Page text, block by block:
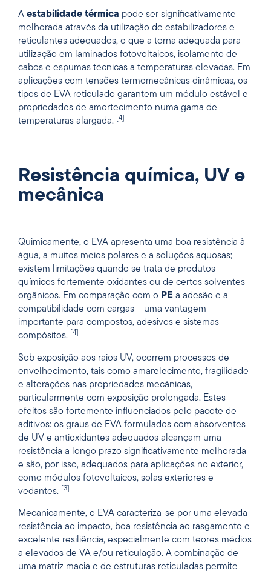
A estabilidade térmica pode ser significativamente
melhorada através da utilização de estabilizadores e
reticulantes adequados, o que a torna adequada para
utilização em laminados fotovoltaicos, isolamento de
cabos e espumas técnicas a temperaturas elevadas. Em
aplicações com tensões termomecânicas dinâmicas, os
tipos de EVA reticulado garantem um módulo estável e
propriedades de amortecimento numa gama de
temperaturas alargada.
[4]
Resistência química, UV e
mecânica
Quimicamente, o EVA apresenta uma boa resistência à
água, a muitos meios polares e a soluções aquosas;
existem limitações quando se trata de produtos
químicos fortemente oxidantes ou de certos solventes
orgânicos. Em comparação com o PE a adesão e a
compatibilidade com cargas – uma vantagem
importante para compostos, adesivos e sistemas
compósitos.
[4]
Sob exposição aos raios UV, ocorrem processos de
envelhecimento, tais como amarelecimento, fragilidade
e alterações nas propriedades mecânicas,
particularmente com exposição prolongada. Estes
efeitos são fortemente influenciados pelo pacote de
aditivos: os graus de EVA formulados com absorventes
de UV e antioxidantes adequados alcançam uma
resistência a longo prazo significativamente melhorada
e são, por isso, adequados para aplicações no exterior,
como módulos fotovoltaicos, solas exteriores e
vedantes.
[3]
Mecanicamente, o EVA caracteriza-se por uma elevada
resistência ao impacto, boa resistência ao rasgamento e
excelente resiliência, especialmente com teores médios
a elevados de VA e/ou reticulação. A combinação de
uma matriz macia e de estruturas reticuladas permite